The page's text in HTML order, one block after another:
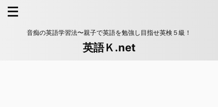
音痴の英語学習法〜親子で英語を勉強し目指せ英検５級！
英語Ｋ.net